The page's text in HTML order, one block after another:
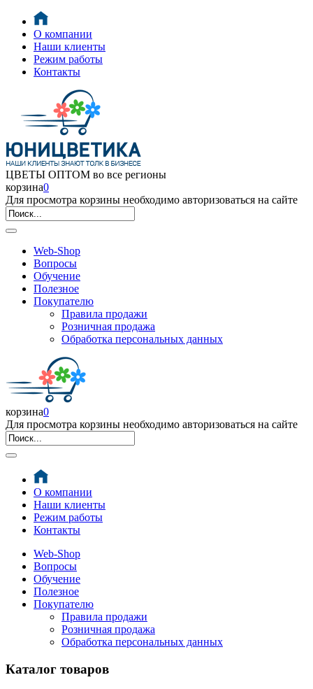
О компании
Наши клиенты
Режим работы
Контакты
ЦВЕТЫ ОПТОМ во все регионы
корзина0
Для просмотра корзины необходимо авторизоваться на сайте
Web-Shop
Вопросы
Обучение
Полезное
Покупателю
Правила продажи
Розничная продажа
Обработка персональных данных
корзина0
Для просмотра корзины необходимо авторизоваться на сайте
О компании
Наши клиенты
Режим работы
Контакты
Web-Shop
Вопросы
Обучение
Полезное
Покупателю
Правила продажи
Розничная продажа
Обработка персональных данных
Каталог товаров